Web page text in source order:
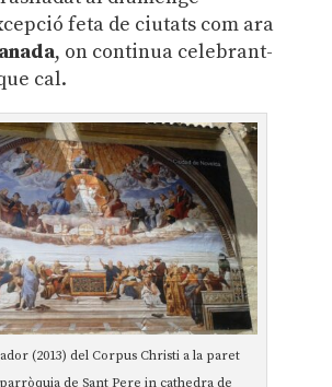
feta de ciutats com ara
, on continua celebrant-
cal.
(2013) del Corpus Christi a la paret
de Sant Pere in cathedra de